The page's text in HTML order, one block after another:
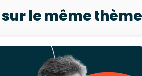
le même thème